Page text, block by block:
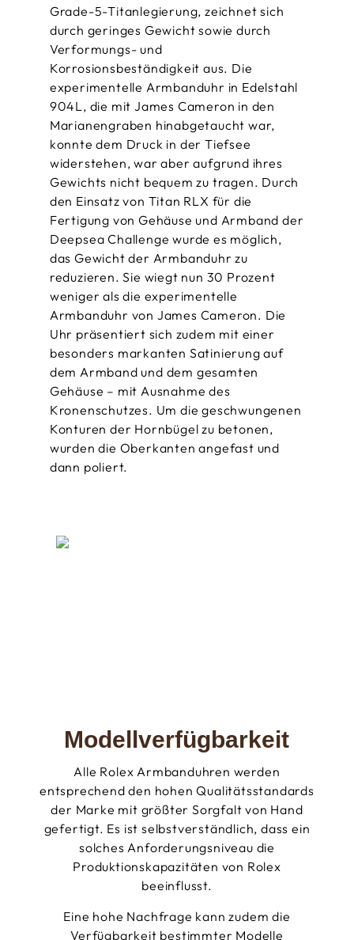
Grade-5-Titanlegierung, zeichnet sich
durch geringes Gewicht sowie durch
Verformungs- und
Korrosionsbeständigkeit aus. Die
experimentelle Armbanduhr in Edelstahl
904L, die mit James Cameron in den
Marianengraben hinabgetaucht war,
konnte dem Druck in der Tiefsee
widerstehen, war aber aufgrund ihres
Gewichts nicht bequem zu tragen. Durch
den Einsatz von Titan RLX für die
Fertigung von Gehäuse und Armband der
Deepsea Challenge wurde es möglich,
das Gewicht der Armbanduhr zu
reduzieren. Sie wiegt nun 30 Prozent
weniger als die experimentelle
Armbanduhr von James Cameron. Die
Uhr präsentiert sich zudem mit einer
besonders markanten Satinierung auf
dem Armband und dem gesamten
Gehäuse – mit Ausnahme des
Kronenschutzes. Um die geschwungenen
Konturen der Hornbügel zu betonen,
wurden die Oberkanten angefast und
dann poliert.
Modellverfügbarkeit
Alle Rolex Armbanduhren werden
entsprechend den hohen Qualitätsstandards
der Marke mit größter Sorgfalt von Hand
gefertigt. Es ist selbstverständlich, dass ein
solches Anforderungsniveau die
Produktionskapazitäten von Rolex
beeinflusst.
Eine hohe Nachfrage kann zudem die
Verfügbarkeit bestimmter Modelle